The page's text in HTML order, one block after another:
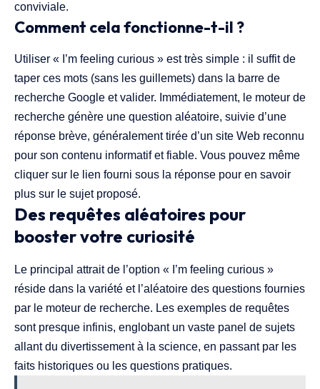
conviviale.
Comment cela fonctionne-t-il ?
Utiliser « I’m feeling curious » est très simple : il suffit de
taper ces mots (sans les guillemets) dans la barre de
recherche Google et valider. Immédiatement, le moteur de
recherche génère une question aléatoire, suivie d’une
réponse brève, généralement tirée d’un site Web reconnu
pour son contenu informatif et fiable. Vous pouvez même
cliquer sur le lien fourni sous la réponse pour en savoir
plus sur le sujet proposé.
Des requêtes aléatoires pour
booster votre curiosité
Le principal attrait de l’option « I’m feeling curious »
réside dans la variété et l’aléatoire des questions fournies
par le moteur de recherche. Les exemples de requêtes
sont presque infinis, englobant un vaste panel de sujets
allant du divertissement à la science, en passant par les
faits historiques ou les questions pratiques.